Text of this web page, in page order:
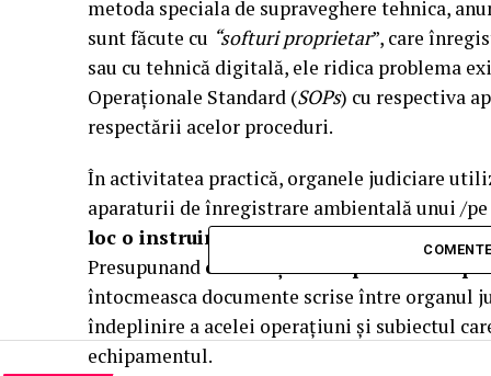
metoda speciala de supraveghere tehnica,
sunt făcute cu “softuri proprietar”, care
sau cu tehnică digitală, ele ridica problema
Operaționale Standard (SOPs) cu respectiva
respectării acelor proceduri.
În activitatea practică, organele judiciare
aparaturii de înregistrare ambientală unui /
loc o instruire a respectivului subiect
Presupunand existența unor proceduri
întocmeasca documente scrise între organul
îndeplinire a acelei operațiuni și subiectul
echipamentul.